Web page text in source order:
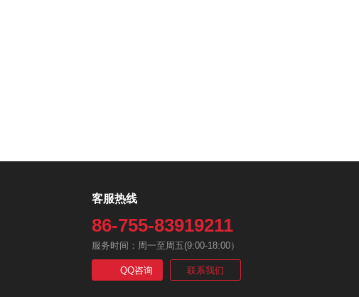
客服热线
86-755-83919211
服务时间：周一至周五(9:00-18:00）
QQ咨询 联系我们